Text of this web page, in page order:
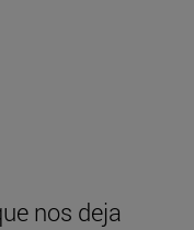
nos deja